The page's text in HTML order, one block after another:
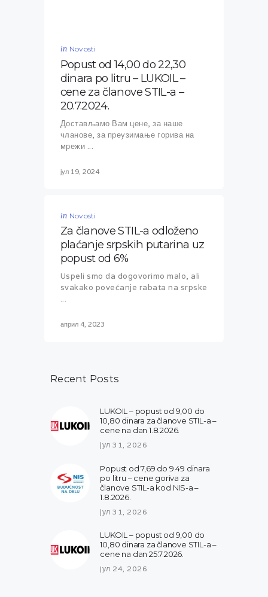
in Novosti
Popust od 14,00 do 22,30
dinara po litru – LUKOIL –
cene za članove STIL-a –
20.7.2024.
Достављамо Вам цене, за наше
чланове, за преузимање горива на
мрежи ...
јул 19, 2024
in Novosti
Za članove STIL-a odloženo
plaćanje srpskih putarina uz
popust od 6%
Uspeli smo da dogovorimo malo, ali
svakako povećanje rabata na srpske
...
април 4, 2023
Recent Posts
LUKOIL – popust od 9,00 do
10,80 dinara za članove STIL-a –
cene na dan 1.8.2026.
јул 31, 2026
Popust od 7,69 do 9.49 dinara
po litru – cene goriva za
članove STIL-a kod NIS-a –
1.8.2026.
јул 31, 2026
LUKOIL – popust od 9,00 do
10,80 dinara za članove STIL-a –
cene na dan 25.7.2026.
јул 24, 2026